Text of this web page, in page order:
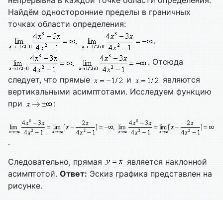
Найдём односторонние пределы в граничных
точках области определения:
,
. Отсюда
следует, что прямые
и
являются
вертикальными асимптотами. Исследуем функцию
при
:
.
Следовательно, прямая
является наклонной
асимптотой. Ответ: Эскиз графика представлен на
рисунке.